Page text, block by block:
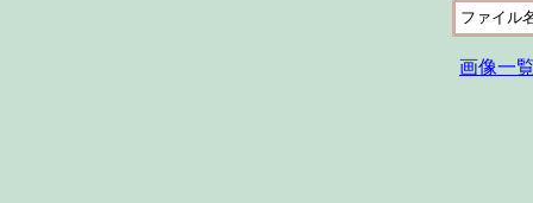
ファイル
画像一